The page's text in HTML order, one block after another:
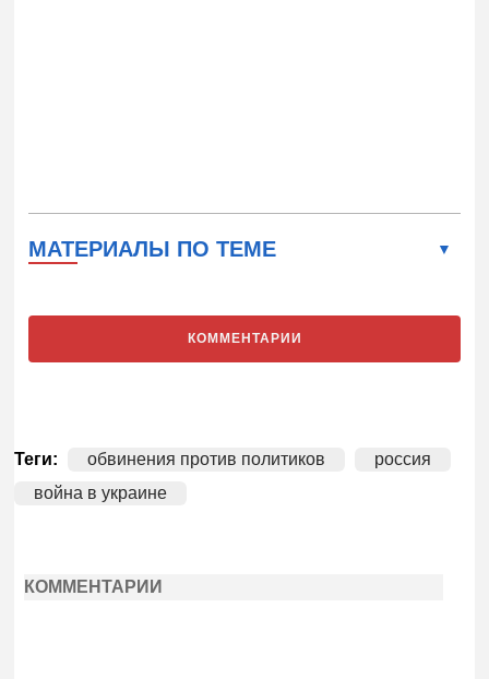
МАТЕРИАЛЫ ПО ТЕМЕ
КОММЕНТАРИИ
Теги: обвинения против политиков
россия
война в украине
КОММЕНТАРИИ